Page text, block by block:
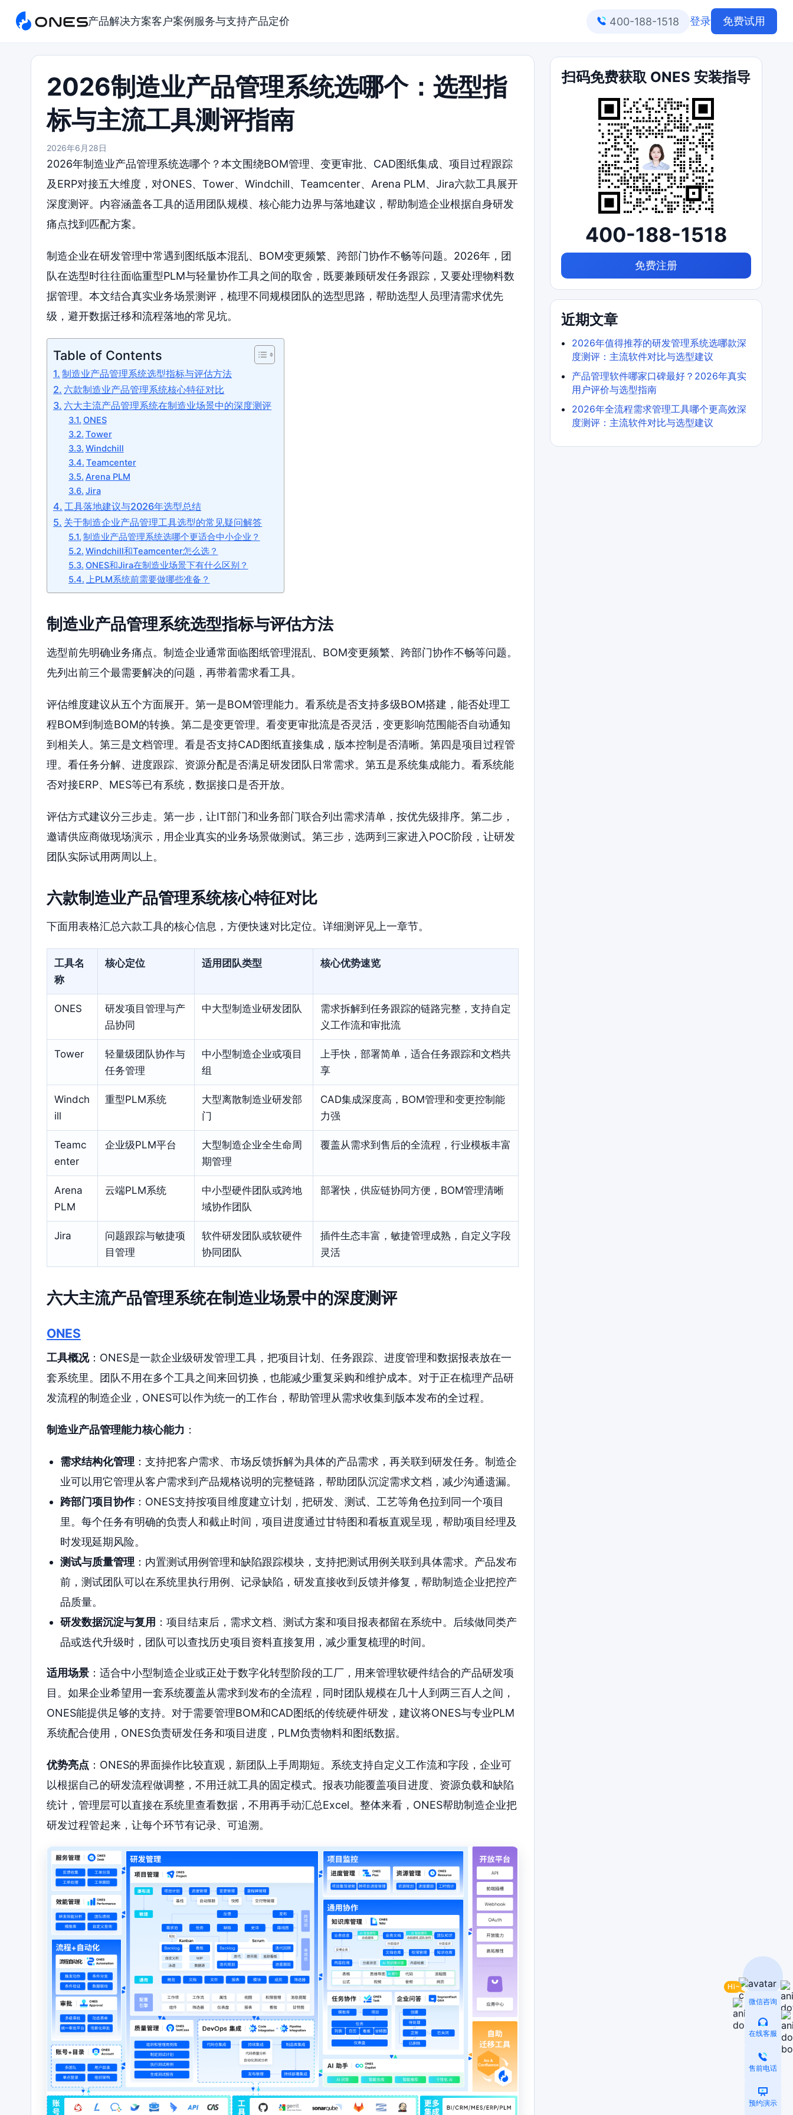
产品解决方案客户案例 服务与支持产品定价 400-188-1518 登录 免费试用
2026制造业产品管理系统选哪个：选型指
标与主流工具测评指南
2026年6月28日
2026年制造业产品管理系统选哪个？本文围绕BOM管理、变更审批、CAD图纸集成、项目过程跟踪
及ERP对接五大维度，对ONES、Tower、Windchill、Teamcenter、Arena PLM、Jira六款工具展开
深度测评。内容涵盖各工具的适用团队规模、核心能力边界与落地建议，帮助制造企业根据自身研发
痛点找到匹配方案。
制造企业在研发管理中常遇到图纸版本混乱、BOM变更频繁、跨部门协作不畅等问题。2026年，团
队在选型时往往面临重型PLM与轻量协作工具之间的取舍，既要兼顾研发任务跟踪，又要处理物料数
据管理。本文结合真实业务场景测评，梳理不同规模团队的选型思路，帮助选型人员理清需求优先
级，避开数据迁移和流程落地的常见坑。
Table of Contents
制造业产品管理系统选型指标与评估方法
六款制造业产品管理系统核心特征对比
六大主流产品管理系统在制造业场景中的深度测评
ONES
Tower
Windchill
Teamcenter
Arena PLM
Jira
工具落地建议与2026年选型总结
关于制造企业产品管理工具选型的常见疑问解答
制造业产品管理系统选哪个更适合中小企业？
Windchill和Teamcenter怎么选？
ONES和Jira在制造业场景下有什么区别？
上PLM系统前需要做哪些准备？
制造业产品管理系统选型指标与评估方法
选型前先明确业务痛点。制造企业通常面临图纸管理混乱、BOM变更频繁、跨部门协作不畅等问题。
先列出前三个最需要解决的问题，再带着需求看工具。
评估维度建议从五个方面展开。第一是BOM管理能力。看系统是否支持多级BOM搭建，能否处理工
程BOM到制造BOM的转换。第二是变更管理。看变更审批流是否灵活，变更影响范围能否自动通知
到相关人。第三是文档管理。看是否支持CAD图纸直接集成，版本控制是否清晰。第四是项目过程管
理。看任务分解、进度跟踪、资源分配是否满足研发团队日常需求。第五是系统集成能力。看系统能
否对接ERP、MES等已有系统，数据接口是否开放。
评估方式建议分三步走。第一步，让IT部门和业务部门联合列出需求清单，按优先级排序。第二步，
邀请供应商做现场演示，用企业真实的业务场景做测试。第三步，选两到三家进入POC阶段，让研发
团队实际试用两周以上。
六款制造业产品管理系统核心特征对比
下面用表格汇总六款工具的核心信息，方便快速对比定位。详细测评见上一章节。
工具名
称
核心定位 适用团队类型 核心优势速览
ONES
研发项目管理与产
品协同
中大型制造业研发团队
需求拆解到任务跟踪的链路完整，支持自定
义工作流和审批流
Tower
轻量级团队协作与
任务管理
中小型制造企业或项目
组
上手快，部署简单，适合任务跟踪和文档共
享
Windch
ill
重型PLM系统
大型离散制造业研发部
门
CAD集成深度高，BOM管理和变更控制能
力强
Teamc
enter
企业级PLM平台
大型制造企业全生命周
期管理
覆盖从需求到售后的全流程，行业模板丰富
Arena
PLM
云端PLM系统
中小型硬件团队或跨地
域协作团队
部署快，供应链协同方便，BOM管理清晰
Jira
问题跟踪与敏捷项
目管理
软件研发团队或软硬件
协同团队
插件生态丰富，敏捷管理成熟，自定义字段
灵活
六大主流产品管理系统在制造业场景中的深度测评
ONES
工具概况：ONES是一款企业级研发管理工具，把项目计划、任务跟踪、进度管理和数据报表放在一
套系统里。团队不用在多个工具之间来回切换，也能减少重复采购和维护成本。对于正在梳理产品研
发流程的制造企业，ONES可以作为统一的工作台，帮助管理从需求收集到版本发布的全过程。
制造业产品管理能力核心能力 ：
需求结构化管理 ：支持把客户需求、市场反馈拆解为具体的产品需求，再关联到研发任务。制造企
业可以用它管理从客户需求到产品规格说明的完整链路，帮助团队沉淀需求文档，减少沟通遗漏。
跨部门项目协作：ONES支持按项目维度建立计划，把研发、测试、工艺等角色拉到同一个项目
里。每个任务有明确的负责人和截止时间，项目进度通过甘特图和看板直观呈现，帮助项目经理及
时发现延期风险。
测试与质量管理 ：内置测试用例管理和缺陷跟踪模块，支持把测试用例关联到具体需求。产品发布
前，测试团队可以在系统里执行用例、记录缺陷，研发直接收到反馈并修复，帮助制造企业把控产
品质量。
研发数据沉淀与复用 ：项目结束后，需求文档、测试方案和项目报表都留在系统中。后续做同类产
品或迭代升级时，团队可以查找历史项目资料直接复用，减少重复梳理的时间。
适用场景 ：适合中小型制造企业或正处于数字化转型阶段的工厂，用来管理软硬件结合的产品研发项
目。如果企业希望用一套系统覆盖从需求到发布的全流程，同时团队规模在几十人到两三百人之间，
ONES能提供足够的支持。对于需要管理BOM和CAD图纸的传统硬件研发，建议将ONES与专业PLM
系统配合使用，ONES负责研发任务和项目进度，PLM负责物料和图纸数据。
优势亮点 ：ONES的界面操作比较直观，新团队上手周期短。系统支持自定义工作流和字段，企业可
以根据自己的研发流程做调整，不用迁就工具的固定模式。报表功能覆盖项目进度、资源负载和缺陷
统计，管理层可以直接在系统里查看数据，不用再手动汇总Excel。整体来看，ONES帮助制造企业把
研发过程管起来，让每个环节有记录、可追溯。
扫码免费获取 ONES 安装指导
400-188-1518
免费注册
近期文章
2026年值得推荐的研发管理系统选哪款深
度测评：主流软件对比与选型建议
产品管理软件哪家口碑最好？2026年真实
用户评价与选型指南
2026年全流程需求管理工具哪个更高效深
度测评：主流软件对比与选型建议
微信咨询
在线客服
售前电话
预约演示